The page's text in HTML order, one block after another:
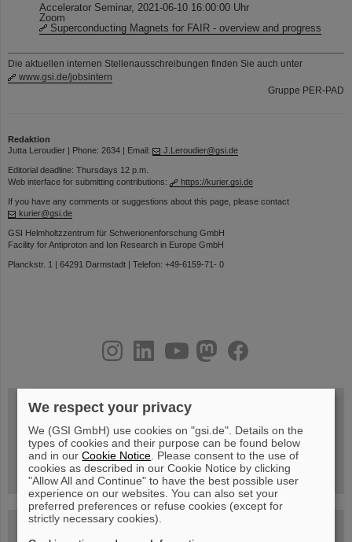
Accelerator Seminar, 2021-06-10 16:00:00 Uhr
Zoom
Superconducting Magnets for FAIR - overview and progress
Die aktuellen internen Stellenausschreibungen finden Sie auch unter
www.gsi.de/jobsintern
Gruppe PER-PAD
Redaktion
Jutta Leroudier | Phone: 2634 | Email:
J.Leroudier@gsi.de
Editorial deadline: Thursdays 12 p.m.
Web interface for submitting contributions:
https://kurier.gsi.de
If you have any comments or suggestions about this page, please contact
kurier@gsi.de
GSI Helmholtzzentrum für Schwerionenforschung GmbH
Facility for Antiproton and Ion Research in Europe GmbH
Planckstr. 1 | 64291 Darmstadt | Telefon: +49-6159-71- 0
youtubehelmholtz.socialfacebook
Mittwoch, 19.08.2026, 14 Uhr
Warum existiert nicht einfach nichts?
Hannah Elfner,
GSI/FAIR/Goethe-Universität
Anmeldung und weitere Informationen
SCIENCE POP-UP
We respect your privacy
We (GSI GmbH) use cookies on "gsi.de". Details on the
types of cookies and their purpose can be found below
and in ourCookie Notice . Please consent to the use of
cookies as described in our Cookie Notice by clicking
"Allow All and Continue" to have the best possible user
experience on our websites. You can also set your
preferred preferences or refuse cookies (except for
strictly necessary cookies).